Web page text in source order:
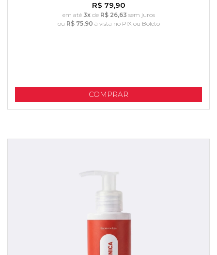
R$ 79,90
em até 3xde R$ 26,63 sem juros
ou R$ 75,90 à vista no PIX ou Boleto
COMPRAR